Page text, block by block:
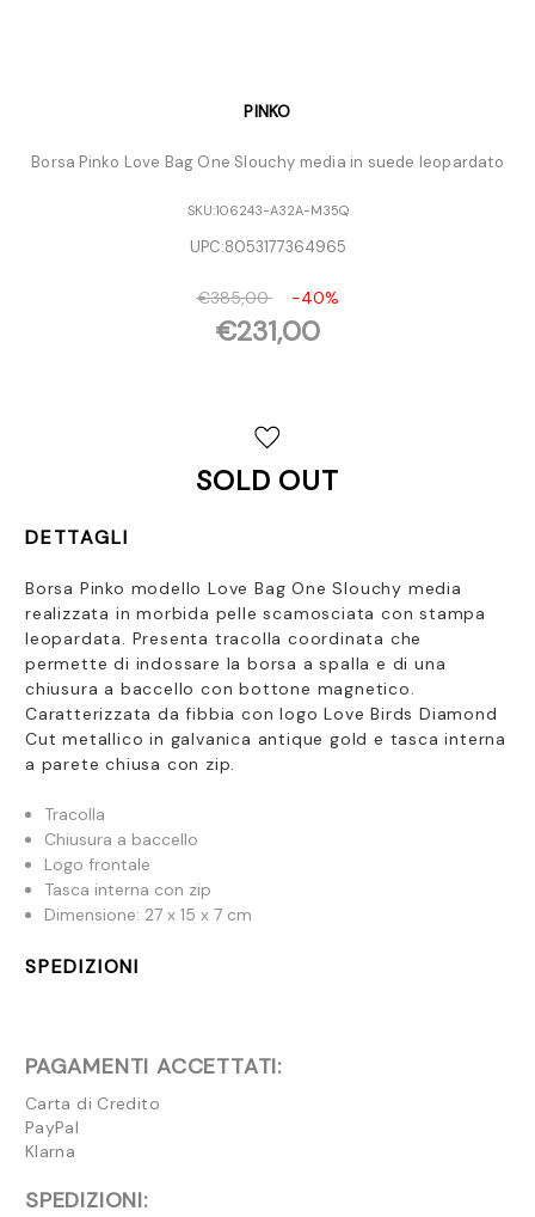
PINKO
Borsa Pinko Love Bag One Slouchy media in suede leopardato
SKU:106243-A32A-M35Q
UPC:8053177364965
€385,00 -40%
€231,00
SOLD OUT
DETTAGLI
Borsa Pinko modello Love Bag One Slouchy media
realizzata in morbida pelle scamosciata con stampa
leopardata. Presenta tracolla coordinata che
permette di indossare la borsa a spalla e di una
chiusura a baccello con bottone magnetico.
Caratterizzata da fibbia con logo Love Birds Diamond
Cut metallico in galvanica antique gold e tasca interna
a parete chiusa con zip.
Tracolla
Chiusura a baccello
Logo frontale
Tasca interna con zip
Dimensione: 27 x 15 x 7 cm
SPEDIZIONI
PAGAMENTI ACCETTATI:
Carta di Credito
PayPal
Klarna
SPEDIZIONI: